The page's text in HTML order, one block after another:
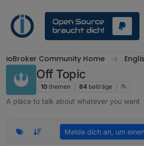
ioBroker Community Home
Off Topic
10 themen 84 beiträge
A place to talk about whatever you want
Melde dich an, um